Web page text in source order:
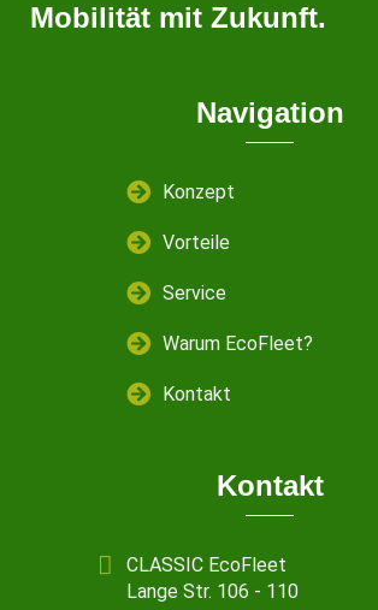
Mobilität mit Zukunft.
Navigation
Konzept
Vorteile
Service
Warum EcoFleet?
Kontakt
Kontakt
CLASSIC EcoFleet
Lange Str. 106 - 110